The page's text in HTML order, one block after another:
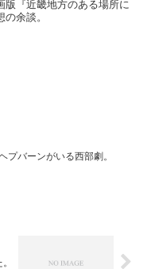
版『近畿地方のある場所に
余談。
プバーンがいる西部劇。